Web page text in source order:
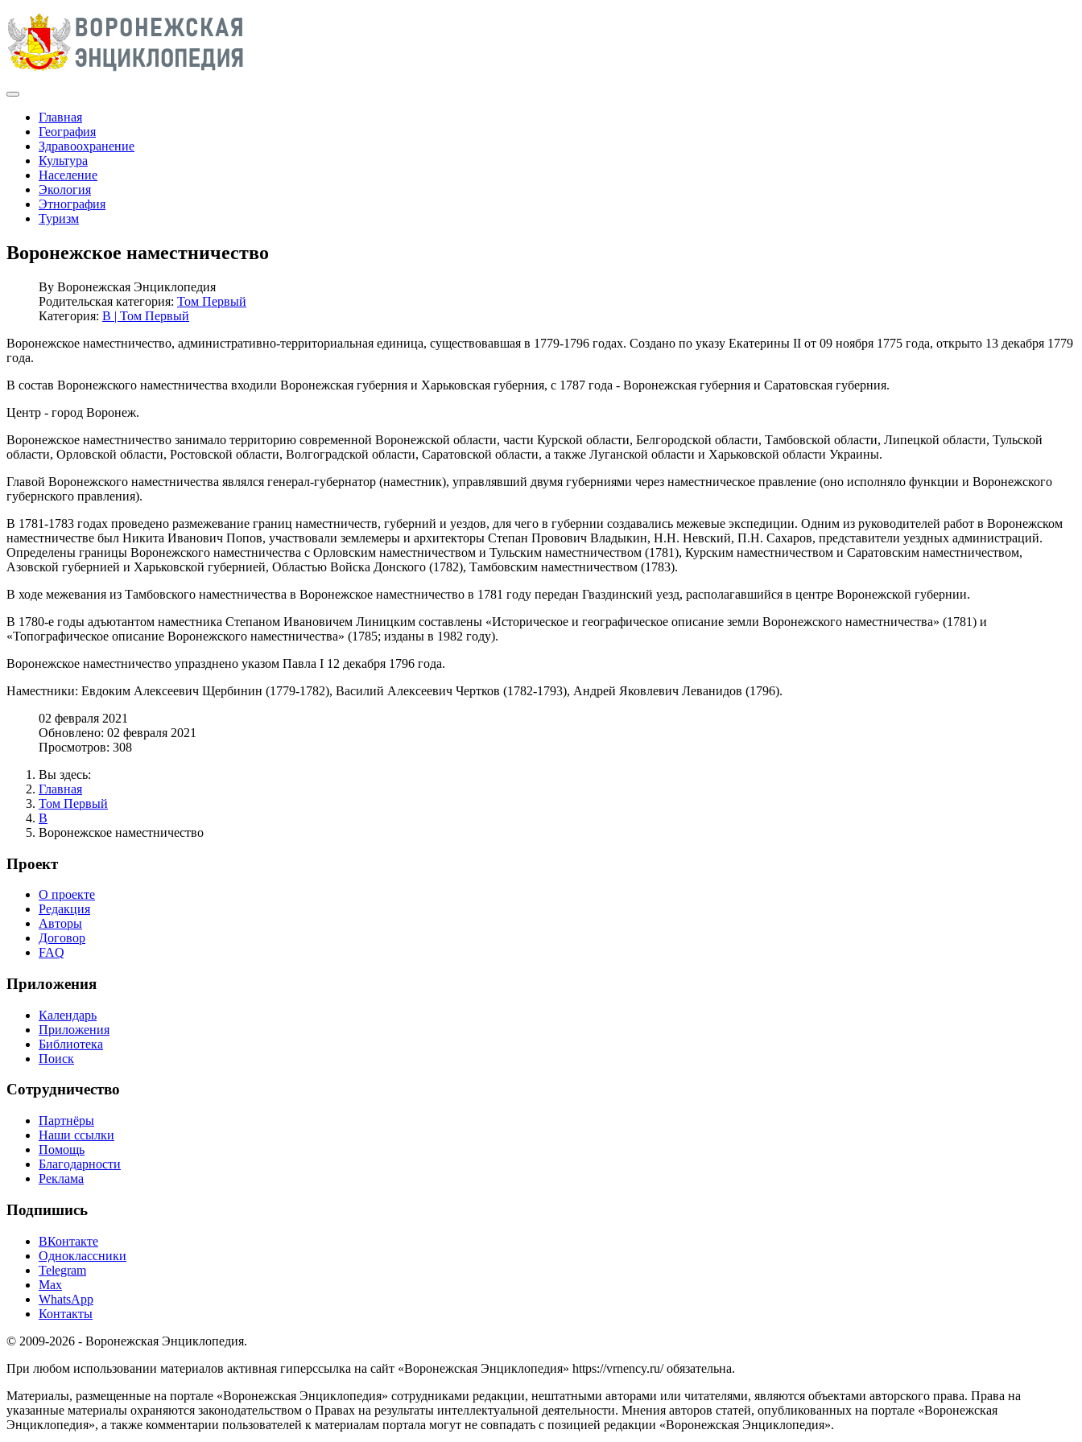
Главная
География
Здравоохранение
Культура
Население
Экология
Этнография
Туризм
Воронежское наместничество
By Воронежская Энциклопедия
Родительская категория: Том Первый
Категория: В | Том Первый
Воронежское наместничество, административно-территориальная единица, существовавшая в 1779-1796 годах. Создано по указу Екатерины II от 09 ноября 1775 года, открыто 13 декабря 1779
года.
В состав Воронежского наместничества входили Воронежская губерния и Харьковская губерния, с 1787 года - Воронежская губерния и Саратовская губерния.
Центр - город Воронеж.
Воронежское наместничество занимало территорию современной Воронежской области, части Курской области, Белгородской области, Тамбовской области, Липецкой области, Тульской
области, Орловской области, Ростовской области, Волгоградской области, Саратовской области, а также Луганской области и Харьковской области Украины.
Главой Воронежского наместничества являлся генерал-губернатор (наместник), управлявший двумя губерниями через наместническое правление (оно исполняло функции и Воронежского
губернского правления).
В 1781-1783 годах проведено размежевание границ наместничеств, губерний и уездов, для чего в губернии создавались межевые экспедиции. Одним из руководителей работ в Воронежском
наместничестве был Никита Иванович Попов, участвовали землемеры и архитекторы Степан Провович Владыкин, Н.Н. Невский, П.Н. Сахаров, представители уездных администраций.
Определены границы Воронежского наместничества с Орловским наместничеством и Тульским наместничеством (1781), Курским наместничеством и Саратовским наместничеством,
Азовской губернией и Харьковской губернией, Областью Войска Донского (1782), Тамбовским наместничеством (1783).
В ходе межевания из Тамбовского наместничества в Воронежское наместничество в 1781 году передан Гваздинский уезд, располагавшийся в центре Воронежской губернии.
В 1780-е годы адъютантом наместника Степаном Ивановичем Линицким составлены «Историческое и географическое описание земли Воронежского наместничества» (1781) и
«Топографическое описание Воронежского наместничества» (1785; изданы в 1982 году).
Воронежское наместничество упразднено указом Павла I 12 декабря 1796 года.
Наместники: Евдоким Алексеевич Щербинин (1779-1782), Василий Алексеевич Чертков (1782-1793), Андрей Яковлевич Леванидов (1796).
02 февраля 2021
Обновлено: 02 февраля 2021
Просмотров: 308
Вы здесь:
Главная
Том Первый
В
Воронежское наместничество
Проект
О проекте
Редакция
Авторы
Договор
FAQ
Приложения
Календарь
Приложения
Библиотека
Поиск
Сотрудничество
Партнёры
Наши ссылки
Помощь
Благодарности
Реклама
Подпишись
ВКонтакте
Одноклассники
Telegram
Max
WhatsApp
Контакты
© 2009-2026 - Воронежская Энциклопедия.
При любом использовании материалов активная гиперссылка на сайт «Воронежская Энциклопедия» https://vrnency.ru/ обязательна.
Материалы, размещенные на портале «Воронежская Энциклопедия» сотрудниками редакции, нештатными авторами или читателями, являются объектами авторского права. Права на
указанные материалы охраняются законодательством о Правах на результаты интеллектуальной деятельности. Мнения авторов статей, опубликованных на портале «Воронежская
Энциклопедия», а также комментарии пользователей к материалам портала могут не совпадать с позицией редакции «Воронежская Энциклопедия».